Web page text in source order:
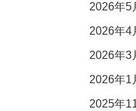
2026年5
2026年4
2026年3
2026年1
2025年